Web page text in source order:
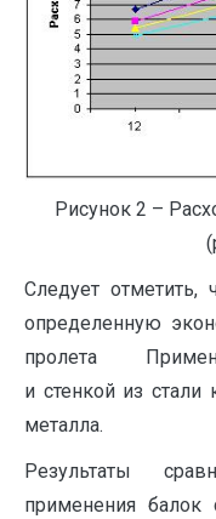
Рисунок 2 –
Следует отметить,
определенную
пролета
и стенкой из
металла.
Результаты
применения